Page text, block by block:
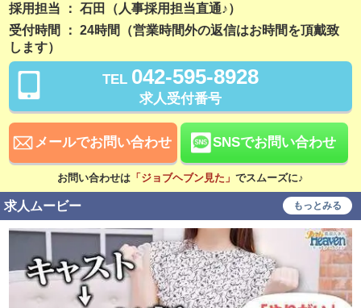
週休2日制
フルタイム 深夜勤務
社員登用制度あり 残業なし
稼ぎ方
日払い可 賞与あり
昇給あり 資格手当あり
待遇
社会保険完備 交通費支給
寮・社宅あり 研修あり
家賃補助あり
採用担当 ： 石田（人事採用担当直通♪）
受付時間 ： 24時間（営業時間外の返信はお時間を頂戴致
します）
TEL 042-595-8928
求人受付番号
メールでお問い合わせ SNSでお問い合わせ
お問い合わせは 「ジョブヘブン見た」 でスムーズに♪
求人ムービー もっとみる